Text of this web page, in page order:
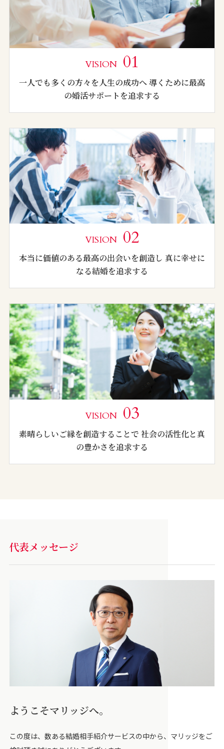
VISION 01
一人でも多くの方々を人生の成功へ 導くために最高
の婚活サポートを追求する
VISION 02
本当に価値のある最高の出会いを創造し 真に幸せに
なる結婚を追求する
VISION 03
素晴らしいご縁を創造することで 社会の活性化と真
の豊かさを追求する
代表メッセージ
ようこそマリッジへ。
この度は、数ある結婚相手紹介サービスの中から、マリッジをご